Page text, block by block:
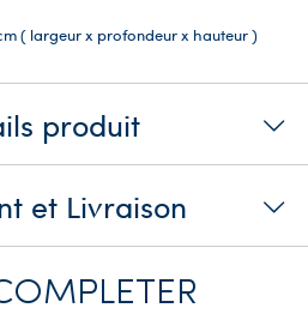
( largeur x profondeur x hauteur )
produit
et Livraison